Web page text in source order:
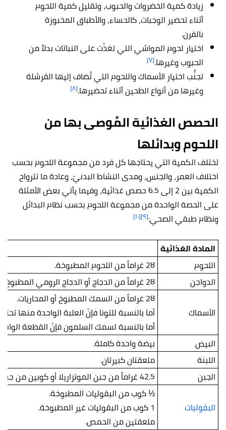
زيادة كمية الخضروات والحبوب، وتقليل كمية اللحوم
أثناء تحضير الوجبات، كالحساء، والأطباق المخبوزة
بالفرن.
اختيار لحوم المواشي التي تغذّت على النباتات بدلاً من
الحبوب وغيرها.[٧]
تجنُّب اختيار الأسماك واللحوم التي تُضاف إليها القرشلة
وغيرها من أنواع الطحين أثناء تحضيرها.[٨]
الحصص الغذائية المُوصى بها من
اللحوم وبدائلها
تختلف الكمية التي يحتاجها كل فرد من مجموعة اللحوم بحسب
اختلاف العمر، والجنس، ومدى النشاط البدنيّ، وعادة ما تترواح
الكمية بين 2 إلى 6.5 حصص غذائية، وفيما يأتي بعض الأمثلة
على الحصة الواحدة من مجموعة اللحوم بحسب نظام البدائل
ونظام طبقي الصحي:[٩] [١٠]
المادة الغذائية
اللحوم
28 غراماً من اللحوم المطبوخة.
الدواجن
28 غراماً من الدجاج أو الدجاج الرومي المطبوخ دون الجلد.
الأسماك
28 غراماً من السمك المطبوخ أو المحاريات.
أما بالنسبة للتونا فإنّ العلبة الواحدة منها تحتوي عادةً على ما
أما بالنسبة لسمك السلمون فإنّ القطعة الواحدة من تحتوي عادةً
البيض
بيضة واحدة كاملة.
اللبنة
ملعقتان كبيرتان.
الجبن
42.5 غراماً من جبن الموتزاريلا أو كوبين من جبن القريش وغيرها من الأجبان.
البقوليات
½ كوب من البقوليات المطبوخة.
1 كوب من البقوليات غير المطبوخة.
ملعقتين من الحمص.